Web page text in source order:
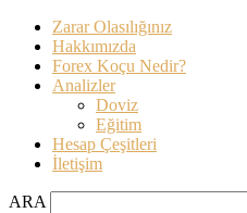
Zarar Olasılığınız
Hakkımızda
Forex Koçu Nedir?
Analizler
Doviz
Eğitim
Hesap Çeşitleri
İletişim
ARA